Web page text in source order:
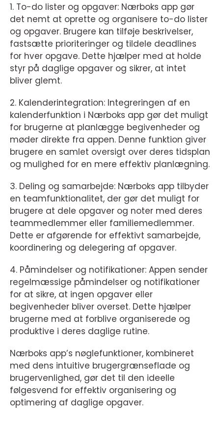
1. To-do lister og opgaver: Nærboks app gør
det nemt at oprette og organisere to-do lister
og opgaver. Brugere kan tilføje beskrivelser,
fastsætte prioriteringer og tildele deadlines
for hver opgave. Dette hjælper med at holde
styr på daglige opgaver og sikrer, at intet
bliver glemt.
2. Kalenderintegration: Integreringen af en
kalenderfunktion i Nærboks app gør det muligt
for brugerne at planlægge begivenheder og
møder direkte fra appen. Denne funktion giver
brugere en samlet oversigt over deres tidsplan
og mulighed for en mere effektiv planlægning.
3. Deling og samarbejde: Nærboks app tilbyder
en teamfunktionalitet, der gør det muligt for
brugere at dele opgaver og noter med deres
teammedlemmer eller familiemedlemmer.
Dette er afgørende for effektivt samarbejde,
koordinering og delegering af opgaver.
4. Påmindelser og notifikationer: Appen sender
regelmæssige påmindelser og notifikationer
for at sikre, at ingen opgaver eller
begivenheder bliver overset. Dette hjælper
brugerne med at forblive organiserede og
produktive i deres daglige rutine.
Nærboks app’s nøglefunktioner, kombineret
med dens intuitive brugergrænseflade og
brugervenlighed, gør det til den ideelle
følgesvend for effektiv organisering og
optimering af daglige opgaver.